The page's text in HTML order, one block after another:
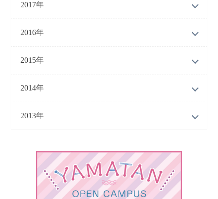
2017年
2016年
2015年
2014年
2013年